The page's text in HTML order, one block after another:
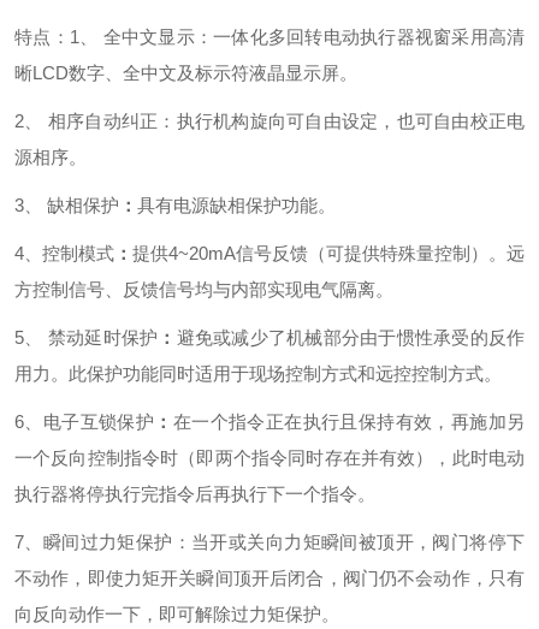
特点：1、 全中文显示： 一体化多回转电动执行器视窗采用高清
晰LCD数字、全中文及标示符液晶显示屏。
2、 相序自动纠正： 执行机构旋向可自由设定，也可自由校正电
源相序。
3、 缺相保护 ： 具有电源缺相保护功能。
4、控制模式 ： 提供4~20mA信号反馈（可提供特殊量控制）。远
方控制信号、反馈信号均与内部实现电气隔离。
5、 禁动延时保护 ： 避免或减少了机械部分由于惯性承受的反作
用力。此保护功能同时适用于现场控制方式和远控控制方式。
6、电子互锁保护 ： 在一个指令正在执行且保持有效，再施加另
一个反向控制指令时（即两个指令同时存在并有效），此时电动
执行器将停执行完指令后再执行下一个指令。
7、瞬间过力矩保护： 当开或关向力矩瞬间被顶开，阀门将停下
不动作，即使力矩开关瞬间顶开后闭合，阀门仍不会动作，只有
向反向动作一下，即可解除过力矩保护。